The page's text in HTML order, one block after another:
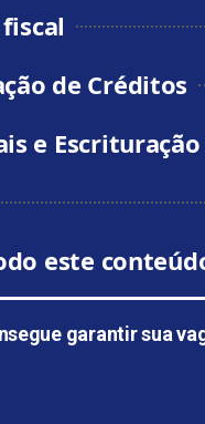
de Créditos
e Escrituração
este
garantir sua